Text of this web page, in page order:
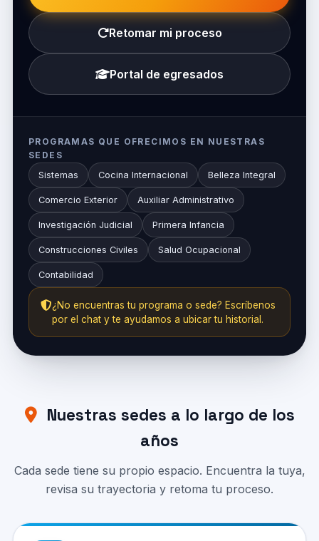
Retomar mi proceso
Portal de egresados
PROGRAMAS QUE OFRECIMOS EN NUESTRAS
SEDES
Sistemas Cocina Internacional Belleza Integral
Comercio Exterior Auxiliar Administrativo
Investigación Judicial Primera Infancia
Construcciones Civiles Salud Ocupacional
Contabilidad
¿No encuentras tu programa o sede? Escríbenos
por el chat y te ayudamos a ubicar tu historial.
Nuestras sedes a lo largo de los
años
Cada sede tiene su propio espacio. Encuentra la tuya,
revisa su trayectoria y retoma tu proceso.